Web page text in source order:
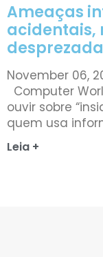
Ameaças
acidentais,
November 06,
Computer
ouvir sobre
quem usa
Leia +